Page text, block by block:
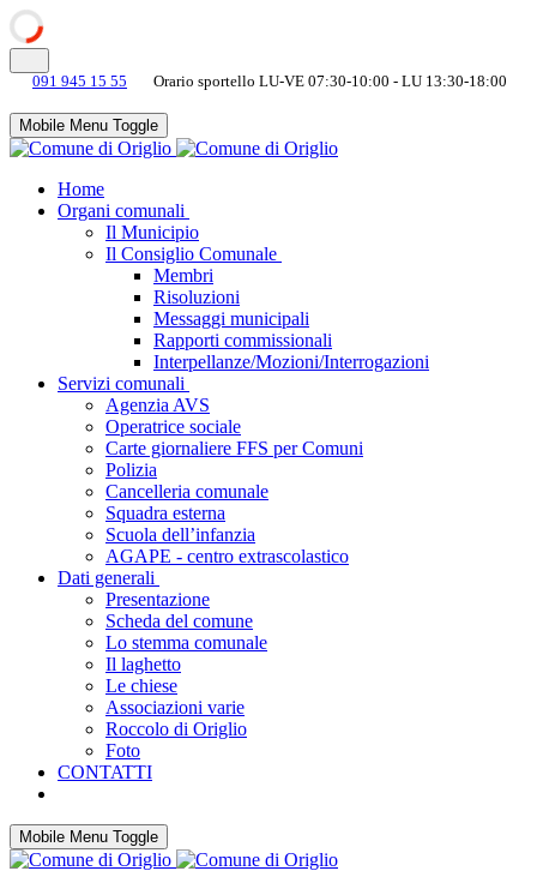
091 945 15 55 Orario sportello LU-VE 07:30-10:00 - LU 13:30-18:00
Mobile Menu Toggle
Home
Organi comunali
Il Municipio
Il Consiglio Comunale
Membri
Risoluzioni
Messaggi municipali
Rapporti commissionali
Interpellanze/Mozioni/Interrogazioni
Servizi comunali
Agenzia AVS
Operatrice sociale
Carte giornaliere FFS per Comuni
Polizia
Cancelleria comunale
Squadra esterna
Scuola dell’infanzia
AGAPE - centro extrascolastico
Dati generali
Presentazione
Scheda del comune
Lo stemma comunale
Il laghetto
Le chiese
Associazioni varie
Roccolo di Origlio
Foto
CONTATTI
Mobile Menu Toggle